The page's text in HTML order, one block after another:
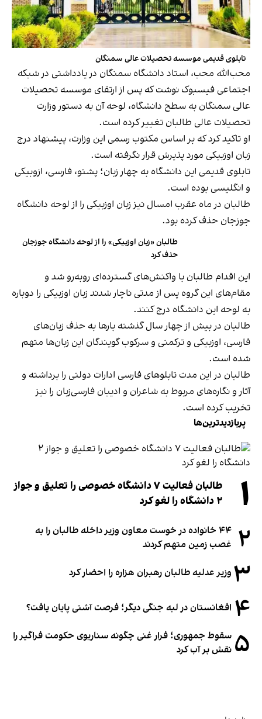
تابلوی قدیمی موسسه تحصیلات عالی سمنگان
محب‌الله محب، استاد دانشگاه سمنگان در یادداشتی در شبکه
اجتماعی فیسبوک نوشت که پس از ارتقای موسسه تحصیلات
عالی سمنگان به سطح دانشگاه، لوحه آن به دستور وزارت
تحصیلات عالی طالبان تغییر کرده است.
او تاکید کرد که بر اساس مکتوب رسمی این وزارت، پیشنهاد درج
زبان اوزبیکی مورد پذیرش قرار نگرفته است.
تابلوی قدیمی این دانشگاه به چهار زبان؛ پشتو، فارسی، ازوبیکی
و انگلیسی بوده است.
طالبان در ماه عقرب امسال نیز زبان اوزبیکی را از لوحه دانشگاه
جوزجان حذف کرده بود.
طالبان «زبان اوزبیکی» را از لوحه دانشگاه جوزجان
حذف کرد
این اقدام طالبان با واکنش‌های گسترده‌ای روبه‌رو شد و
مقام‌های این گروه پس از مدتی ناچار شدند زبان اوزبیکی را دوباره
به لوحه این دانشگاه درج کنند.
طالبان در بیش از چهار سال گذشته بارها به حذف زبان‌های
فارسی، اوزبیکی و ترکمنی و سرکوب گویندگان این زبان‌ها متهم
شده‌ است.
طالبان در این مدت تابلوهای فارسی ادارات دولتی را برداشته و
آثار و نگاره‌های مربوط به شاعران و ادیبان فارسی‌زبان را نیز
تخریب کرده است.
پربازدیدترین‌ها
۱
طالبان فعالیت ۷ دانشگاه خصوصی را تعلیق و جواز
۲ دانشگاه را لغو کرد
۲
۴۴ خانواده در خوست معاون وزیر داخله طالبان را به
غصب زمین متهم کردند
۳ وزیر عدلیه طالبان رهبران هزاره را احضار کرد
۴ افغانستان در لبه جنگی دیگر؛ فرصت آشتی پایان یافت؟
۵ سقوط جمهوری؛ فرار غنی چگونه سناریوی حکومت فراگیر را
نقش بر آب کرد